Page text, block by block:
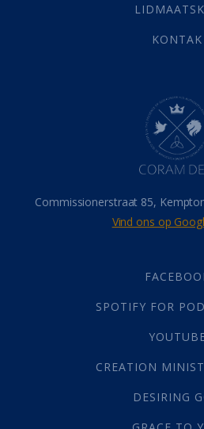
Werk(22)
(142)
Hemel (31)
Israel (14)
Millennium(1)
Oordeelsdag
Verheerlikte
Wederkoms
Gebed(87)
Die Onse
God(392)
Afgode(23)
Almag(1)
KONTAK
Commissionerstraat 85,
Vind ons op
SPOTIFY FOR
CREATION
DESIRING